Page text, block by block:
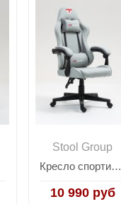
Stool Group
Кресло спортивное TopChairs Phantom серо-голубой
10 990 руб